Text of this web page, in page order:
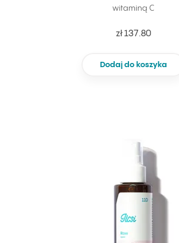
witaminą C
zł 137.80
Dodaj do koszyka